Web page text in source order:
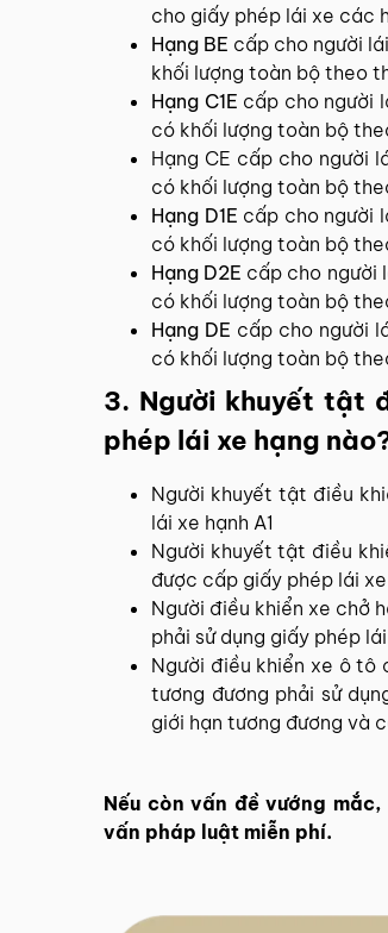
cho giấy phép lái xe các
Hạng BE cấp cho người
khối lượng toàn bộ theo
Hạng C1E cấp cho người
có khối lượng toàn bộ
Hạng CE cấp cho người
có khối lượng toàn bộ
Hạng D1E cấp cho người
có khối lượng toàn bộ
Hạng D2E cấp cho người
có khối lượng toàn bộ
Hạng DE cấp cho người
có khối lượng toàn bộ
3. Người khuyết tật
phép lái xe hạng
Người khuyết tật điều
lái xe hạnh A1
Người khuyết tật điều
được cấp giấy phép lái xe
Người điều khiển xe chở
phải sử dụng giấy phép
Người điều khiển xe ô
tương đương phải sử
giới hạn tương đương và
Nếu còn vấn đề vướng
vấn pháp luật miễn phí.